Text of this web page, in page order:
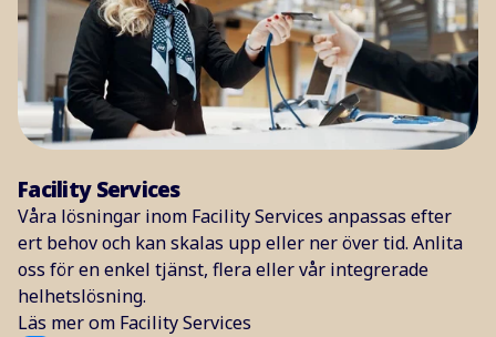
Facility Services
Våra lösningar inom Facility Services anpassas efter
ert behov och kan skalas upp eller ner över tid. Anlita
oss för en enkel tjänst, flera eller vår integrerade
helhetslösning.
Läs mer om Facility Services